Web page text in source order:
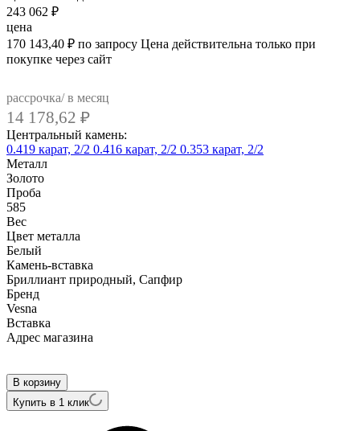
243 062 ₽
цена
170 143,40 ₽ по запросу Цена действительна только при
покупке через сайт
рассрочка/ в месяц
14 178,62 ₽
Центральный камень:
0.419 карат, 2/2 0.416 карат, 2/2 0.353 карат, 2/2
Металл
Золото
Проба
585
Вес
Цвет металла
Белый
Камень-вставка
Бриллиант природный, Сапфир
Бренд
Vesna
Вcтавка
Адрес магазина
В корзину
Купить в 1 клик